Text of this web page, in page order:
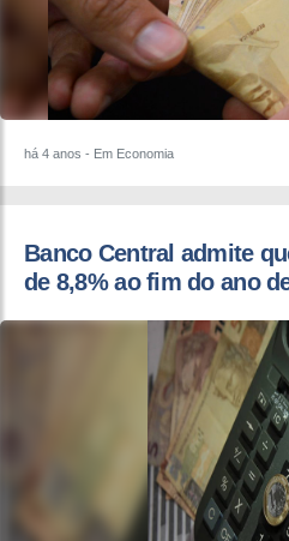
há 4 anos - Em Economia
Banco Central admite
de 8,8% ao fim do ano